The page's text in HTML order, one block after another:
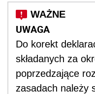
UWAGA
Do korekt
składanych za
poprzedzające
zasadach należy